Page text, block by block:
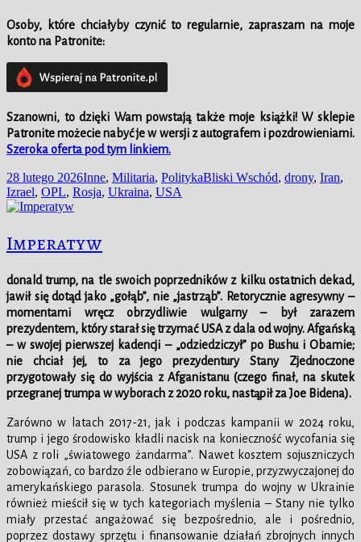
Osoby, które chciałyby czynić to regularnie, zapraszam na moje
konto na Patronite:
Szanowni, to dzięki Wam powstają także moje książki!Wsklepie
Patronite możecie nabyć je w wersji z autografem i pozdrowieniami.
Szeroka oferta pod tym linkiem.
Data
publikacji
28 lutego 2026Kategorie
Inne, Militaria, PolitykaTagi
Bliski Wschód, drony, Iran,
Izrael, OPL, Rosja, Ukraina, USA
Imperatyw
donald trump, na tle swoich poprzedników z kilku ostatnich dekad,
jawił się dotąd jako „gołąb”, nie „jastrząb”. Retorycznie agresywny –
momentami wręcz obrzydliwie wulgarny – był zarazem
prezydentem, który starał się trzymać USA z dala od wojny. Afgańską
– w swojej pierwszej kadencji – „odziedziczył” po Bushu i Obamie;
nie chciał jej, to za jego prezydentury Stany Zjednoczone
przygotowały się do wyjścia z Afganistanu (czego finał, na skutek
przegranej trumpa w wyborach z 2020 roku, nastąpił za Joe Bidena).
Zarówno w latach 2017-21, jak i podczas kampanii w 2024 roku,
trump i jego środowisko kładli nacisk na konieczność wycofania się
USA z roli „światowego żandarma”. Nawet kosztem sojuszniczych
zobowiązań, co bardzo źle odbierano w Europie, przyzwyczajonej do
amerykańskiego parasola. Stosunek trumpa do wojny w Ukrainie
również mieścił się w tych kategoriach myślenia – Stany nie tylko
miały przestać angażować się bezpośrednio, ale i pośrednio,
poprzez dostawy sprzętu i finansowanie działań zbrojnych innych